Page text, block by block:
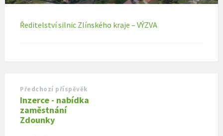
Ředitelství silnic Zlínského kraje – VÝZVA
Předchozí příspěvěk
Inzerce - nabídka
zaměstnání
Zdounky